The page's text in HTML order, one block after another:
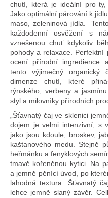
chutí, která je ideální pro
Jako optimální párování k
maso, zeleninová jídla.
každodenní osvěžení s
vznešenou chuť kdykoliv
pohody a relaxace.
ocení přírodní ingredience
tento výjimečný
dimenze chutí, které
rýnského, verbeny a
styl a milovníky přírodních
„Šťavnatý čaj ve sklenici
dojem je velmi intenzivní, s
jako jsou kdoule, broskev,
kaštanového medu. Stejně
heřmánku a fenyklových
tmavě kořeněnou kytici. Na
a jemně pěnící úvod, po
lahodná textura. Šťavnatý
lehce jemně slaný závěr.